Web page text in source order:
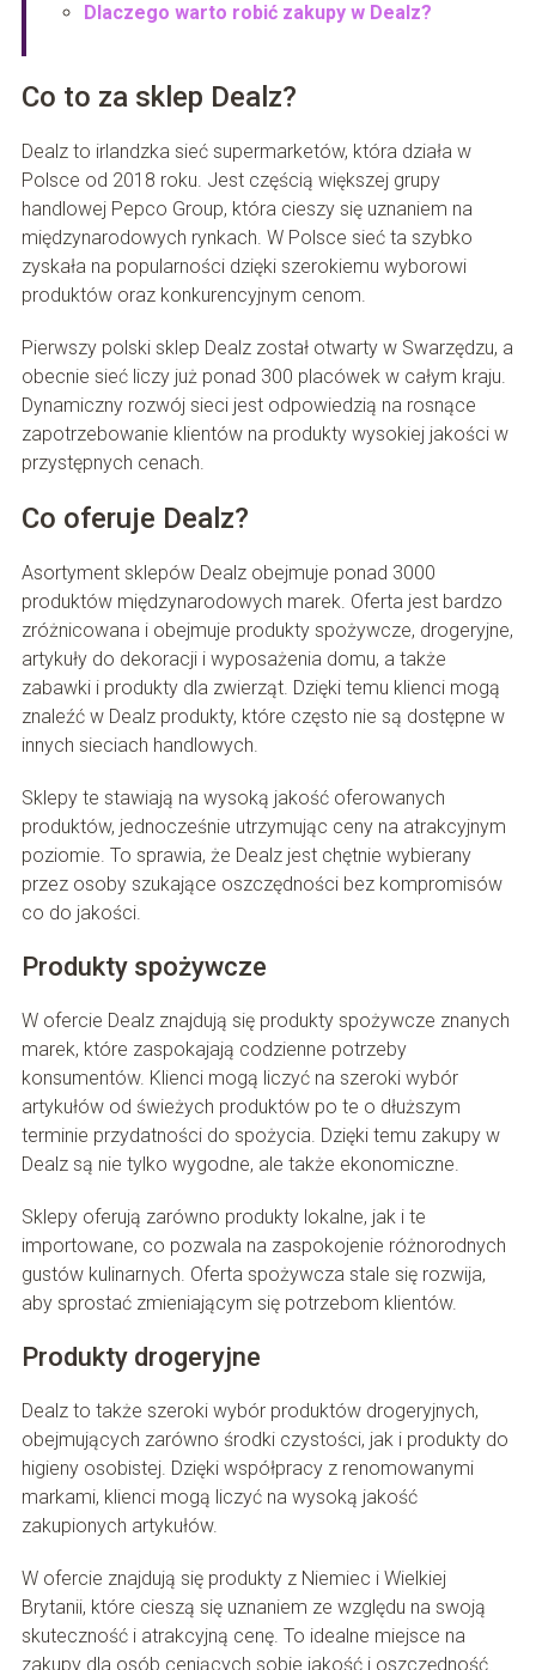
Dlaczego warto robić zakupy w Dealz?
Co to za sklep Dealz?
Dealz to irlandzka sieć supermarketów, która działa w
Polsce od 2018 roku. Jest częścią większej grupy
handlowej Pepco Group, która cieszy się uznaniem na
międzynarodowych rynkach. W Polsce sieć ta szybko
zyskała na popularności dzięki szerokiemu wyborowi
produktów oraz konkurencyjnym cenom.
Pierwszy polski sklep Dealz został otwarty w Swarzędzu, a
obecnie sieć liczy już ponad 300 placówek w całym kraju.
Dynamiczny rozwój sieci jest odpowiedzią na rosnące
zapotrzebowanie klientów na produkty wysokiej jakości w
przystępnych cenach.
Co oferuje Dealz?
Asortyment sklepów Dealz obejmuje ponad 3000
produktów międzynarodowych marek. Oferta jest bardzo
zróżnicowana i obejmuje produkty spożywcze, drogeryjne,
artykuły do dekoracji i wyposażenia domu, a także
zabawki i produkty dla zwierząt. Dzięki temu klienci mogą
znaleźć w Dealz produkty, które często nie są dostępne w
innych sieciach handlowych.
Sklepy te stawiają na wysoką jakość oferowanych
produktów, jednocześnie utrzymując ceny na atrakcyjnym
poziomie. To sprawia, że Dealz jest chętnie wybierany
przez osoby szukające oszczędności bez kompromisów
co do jakości.
Produkty spożywcze
W ofercie Dealz znajdują się produkty spożywcze znanych
marek, które zaspokajają codzienne potrzeby
konsumentów. Klienci mogą liczyć na szeroki wybór
artykułów od świeżych produktów po te o dłuższym
terminie przydatności do spożycia. Dzięki temu zakupy w
Dealz są nie tylko wygodne, ale także ekonomiczne.
Sklepy oferują zarówno produkty lokalne, jak i te
importowane, co pozwala na zaspokojenie różnorodnych
gustów kulinarnych. Oferta spożywcza stale się rozwija,
aby sprostać zmieniającym się potrzebom klientów.
Produkty drogeryjne
Dealz to także szeroki wybór produktów drogeryjnych,
obejmujących zarówno środki czystości, jak i produkty do
higieny osobistej. Dzięki współpracy z renomowanymi
markami, klienci mogą liczyć na wysoką jakość
zakupionych artykułów.
W ofercie znajdują się produkty z Niemiec i Wielkiej
Brytanii, które cieszą się uznaniem ze względu na swoją
skuteczność i atrakcyjną cenę. To idealne miejsce na
zakupy dla osób ceniących sobie jakość i oszczędność.